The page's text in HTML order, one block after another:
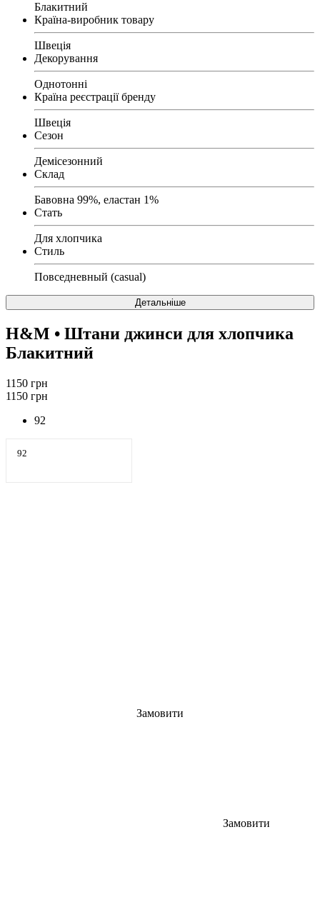
Блакитний
Країна-виробник товару
Швеція
Декорування
Однотонні
Країна реєстрації бренду
Швеція
Сезон
Демісезонний
Склад
Бавовна 99%, еластан 1%
Стать
Для хлопчика
Стиль
Повседневный (casual)
Детальніше
H&M • Штани джинси для хлопчика
Блакитний
1150 грн
1150 грн
92
92
Замовити
Замовити